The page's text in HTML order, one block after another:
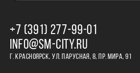
+7 (391) 277‒99‒01
INFO@SM-CITY.RU
Г. КРАСНОЯРСК, УЛ. ПАРУСНАЯ, 8, ПР. МИРА, 91